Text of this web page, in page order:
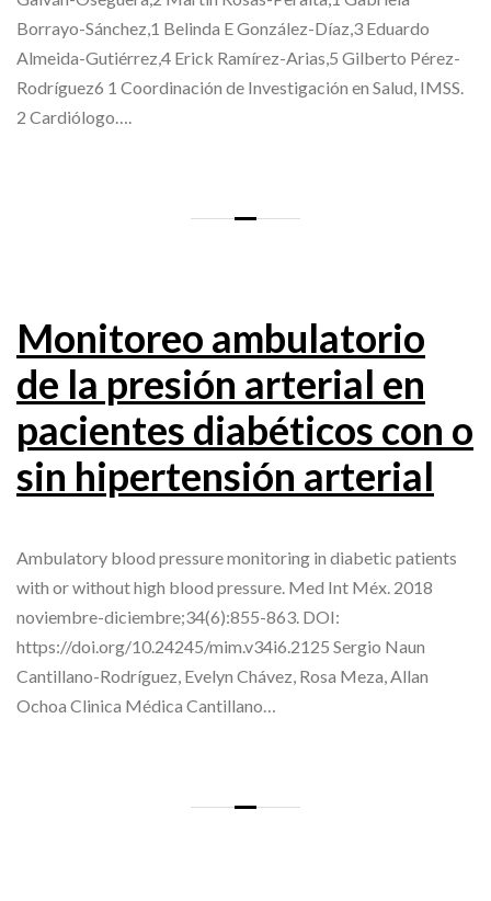
Borrayo-Sánchez,1 Belinda E González-Díaz,3 Eduardo
Almeida-Gutiérrez,4 Erick Ramírez-Arias,5 Gilberto Pérez-
Rodríguez6 1 Coordinación de Investigación en Salud, IMSS.
2 Cardiólogo….
Monitoreo ambulatorio
de la presión arterial en
pacientes diabéticos con o
sin hipertensión arterial
Ambulatory blood pressure monitoring in diabetic patients
with or without high blood pressure. Med Int Méx. 2018
noviembre-diciembre;34(6):855-863. DOI:
https://doi.org/10.24245/mim.v34i6.2125 Sergio Naun
Cantillano-Rodríguez, Evelyn Chávez, Rosa Meza, Allan
Ochoa Clinica Médica Cantillano…